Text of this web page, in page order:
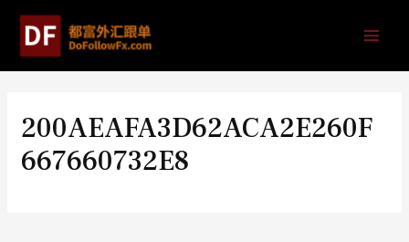
200AEAFA3D62ACA2E260F
667660732E8